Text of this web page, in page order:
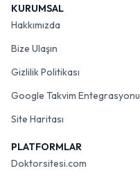
KURUMSAL
Hakkımızda
Bize Ulaşın
Gizlilik Politikası
Google Takvim Entegrasyonu
Site Haritası
PLATFORMLAR
Doktorsitesi.com